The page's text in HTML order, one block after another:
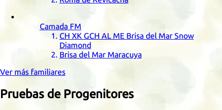
Camada FM
CH XK GCH AL ME Brisa del Mar Snow
Diamond
Brisa del Mar Maracuya
Ver más familiares
Pruebas de Progenitores